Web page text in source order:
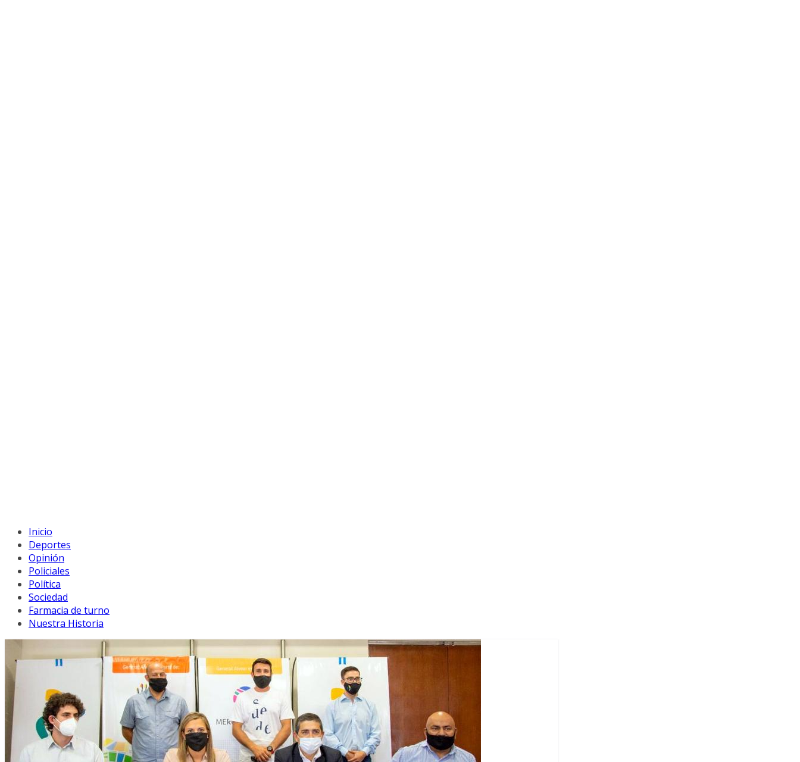
Inicio
Deportes
Opinión
Policiales
Política
Sociedad
Farmacia de turno
Nuestra Historia